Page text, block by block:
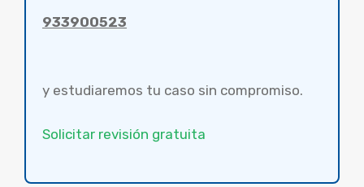
933900523
y estudiaremos tu caso sin compromiso.
Solicitar revisión gratuita